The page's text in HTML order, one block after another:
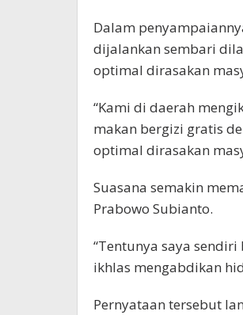
Dalam
dijalankan sembari
optimal dirasakan
“Kami di daerah
makan bergizi gratis
optimal dirasakan
Suasana semakin
Prabowo Subianto.
“Tentunya saya
ikhlas mengabdikan
Pernyataan tersebut